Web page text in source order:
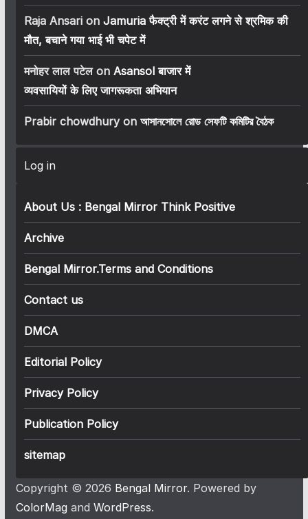
Raja Ansarion Jamuria फैक्ट्री में करंट लगने से श्रमिक की
मौत, बचाने गया भाई भी चपेट में
मनोहर लाल पटेलon Asansol बाजार में
व्यवसायियों के लिए जागरूकता अभियान
Prabir chowdhuryon আসানসোলে রোড সেফটি কমিটির বৈঠক
Log in
About Us : Bengal Mirror Think Positive
Archive
Bengal Mirror.Terms and Conditions
Contact us
DMCA
Editorial Policy
Privacy Policy
Publication Policy
sitemap
Copyright © 2026 Bengal Mirror. Powered by
ColorMag and WordPress.